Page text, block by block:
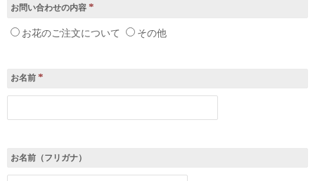
お問い合わせの内容 *
お花のご注文について その他
お名前 *
お名前（フリガナ）